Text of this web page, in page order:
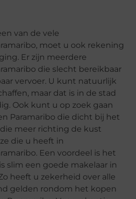
van de vele
moet u ook rekening
Er zijn meerdere
die slecht bereikbaar
vervoer. U kunt natuurlijk
maar dat is in de stad
Ook kunt u op zoek gaan
Paramaribo die dicht bij het
meer richting de kust
die u heeft in
Een voordeel is het
slim een goede makelaar in
heeft u zekerheid over alle
gelden rondom het kopen